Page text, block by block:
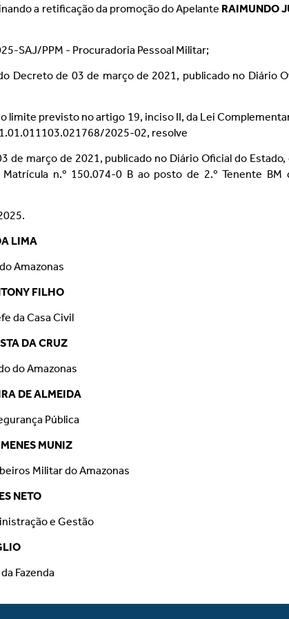
a retificação da promoção do Apelante RAIMUNDO
SAJ/PPM - Procuradoria Pessoal Militar;
de 03 de março de 2021, publicado no Diário
previsto no artigo 19, inciso II, da Lei
2025-02, resolve
março de 2021, publicado no Diário Oficial do Estado,
Matrícula n.º 150.074-0 B ao posto de 2.º Tenente BM
LIMA
Amazonas
FILHO
da Casa Civil
DA CRUZ
do Amazonas
DE ALMEIDA
Pública
MUNIZ
Militar do Amazonas
NETO
e Gestão
Fazenda